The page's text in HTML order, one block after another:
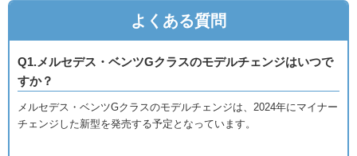
よくある質問
Q1.メルセデス・ベンツGクラスのモデルチェンジはいつで
すか？
メルセデス・ベンツGクラスのモデルチェンジは、2024年にマイナー
チェンジした新型を発売する予定となっています。